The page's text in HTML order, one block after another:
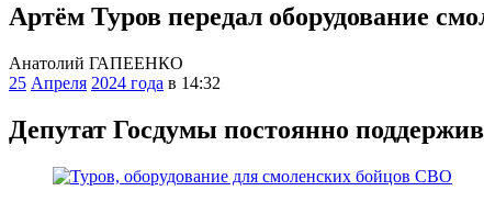
Артём Туров передал оборудование
Анатолий ГАПЕЕНКО
25 Апреля 2024 года в 14:32
Депутат Госдумы постоянно